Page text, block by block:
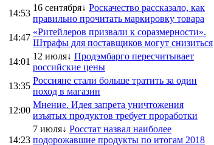
14:53
16 сентября↓ Роскачество рассказало, как
правильно прочитать маркировку товара
14:47
«Ритейлеров призвали к соразмерности».
Штрафы для поставщиков могут снизиться
14:01
12 июля↓ Продэмбарго пересчитывает
российские цены
13:35
Россияне стали больше тратить за один
поход в магазин
12:00
Мнение. Идея запрета уничтожения
изъятых продуктов требует проработки
14:23
7 июля↓ Росстат назвал наиболее
подорожавшие продукты по итогам 2018